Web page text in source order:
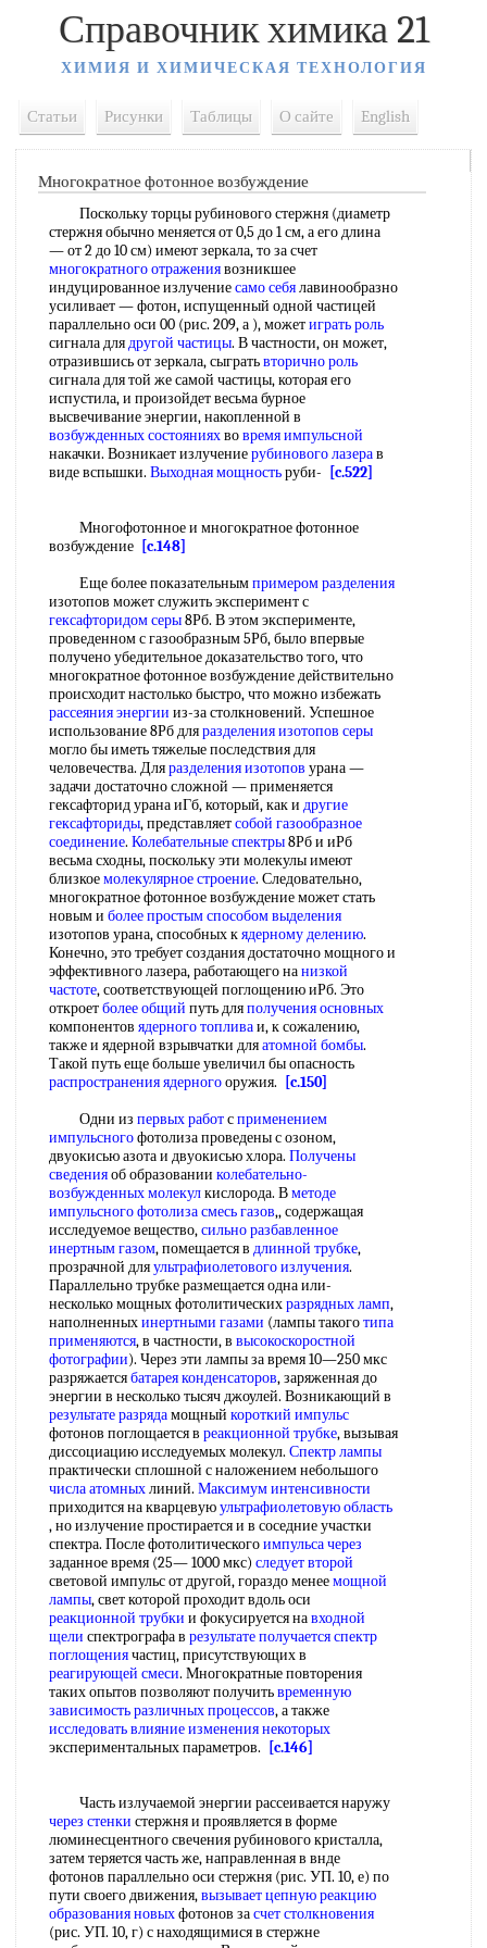
Справочник химика 21
ХИМИЯ И ХИМИЧЕСКАЯ ТЕХНОЛОГИЯ
Статьи Рисунки Таблицы О сайте English
Многократное фотонное возбуждение
Поскольку торцы рубинового стержня (диаметр
стержня обычно меняется от 0,5 до 1 см, а его длина
— от 2 до 10 см) имеют зеркала, то за счет
многократного отражениявозникшее
индуцированное излучениесамо себялавинообразно
усиливает — фотон, испущенный одной частицей
параллельно оси 00 (рис. 209, а ), можетиграть роль
сигнала длядругой частицы. В частности, он может,
отразившись от зеркала, сыгратьвторично роль
сигнала для той же самой частицы, которая его
испустила, и произойдет весьма бурное
высвечивание энергии, накопленной в
возбужденных состоянияхвовремя импульсной
накачки. Возникает излучениерубинового лазерав
виде вспышки. Выходная мощностьруби- [c.522]
Многофотонное и многократное фотонное
возбуждение [c.148]
Еще более показательнымпримером разделения
изотопов может служить эксперимент с
гексафторидом серы8Рб. В этом эксперименте,
проведенном с газообразным 5Рб, было впервые
получено убедительное доказательство того, что
многократное фотонное возбуждение действительно
происходит настолько быстро, что можно избежать
рассеяния энергии из-за столкновений. Успешное
использование 8Рб дляразделения изотопов серы
могло бы иметь тяжелые последствия для
человечества. Дляразделения изотопов урана —
задачи достаточно сложной — применяется
гексафторид урана иГб, который, как и другие
гексафториды, представляетсобой газообразное
соединение. Колебательные спектры8Рб и иРб
весьма сходны, поскольку эти молекулы имеют
близкоемолекулярное строение. Следовательно,
многократное фотонное возбуждение может стать
новым и более простымспособом выделения
изотопов урана, способных кядерному делению.
Конечно, это требует создания достаточно мощного и
эффективного лазера, работающего нанизкой
частоте, соответствующей поглощению иРб. Это
откроетболее общий путь дляполучения основных
компонентов ядерного топливаи, к сожалению,
также и ядерной взрывчатки дляатомной бомбы.
Такой путь еще больше увеличил бы опасность
распространения ядерногооружия.
[c.150]
Одни из первых работсприменением
импульсногофотолиза проведены с озоном,
двуокисью азота и двуокисью хлора. Получены
сведенияоб образовании колебательно-
возбужденных молекулкислорода. Вметоде
импульсного фотолизасмесь газов,, содержащая
исследуемое вещество,сильно разбавленное
инертным газом, помещается в длинной трубке,
прозрачной дляультрафиолетового излучения.
Параллельно трубке размещается одна или-
несколько мощных фотолитическихразрядных ламп,
наполненныхинертными газами (лампы такоготипа
применяются, в частности, в высокоскоростной
фотографии). Через эти лампы за время 10—250 мкс
разряжаетсябатарея конденсаторов, заряженная до
энергии в несколько тысяч джоулей. Возникающий в
результате разрядамощный короткий импульс
фотонов поглощается в реакционной трубке, вызывая
диссоциацию исследуемых молекул. Спектр лампы
практически сплошной с наложением небольшого
числа атомныхлиний. Максимум интенсивности
приходится на кварцевуюультрафиолетовую область
, но излучение простирается и в соседние участки
спектра. После фотолитическогоимпульса через
заданное время (25— 1000 мкс) следует второй
световой импульс от другой, гораздо менеемощной
лампы, свет которой проходит вдоль оси
реакционной трубки и фокусируется навходной
щели спектрографа в результате получаетсяспектр
поглощениячастиц, присутствующих в
реагирующей смеси. Многократные повторения
таких опытов позволяют получитьвременную
зависимостьразличных процессов, а также
исследовать влияниеизменения некоторых
экспериментальных параметров.
[c.146]
Часть излучаемой энергии рассеивается наружу
через стенки стержня и проявляется в форме
люминесцентного свечения рубинового кристалла,
затем теряется часть же, направленная в внде
фотонов параллельно оси стержня (рис. УП. 10, е) по
пути своего движения,вызывает цепную реакцию
образования новыхфотонов засчет столкновения
(рис. УП. 10, г) с находящимися в стержне